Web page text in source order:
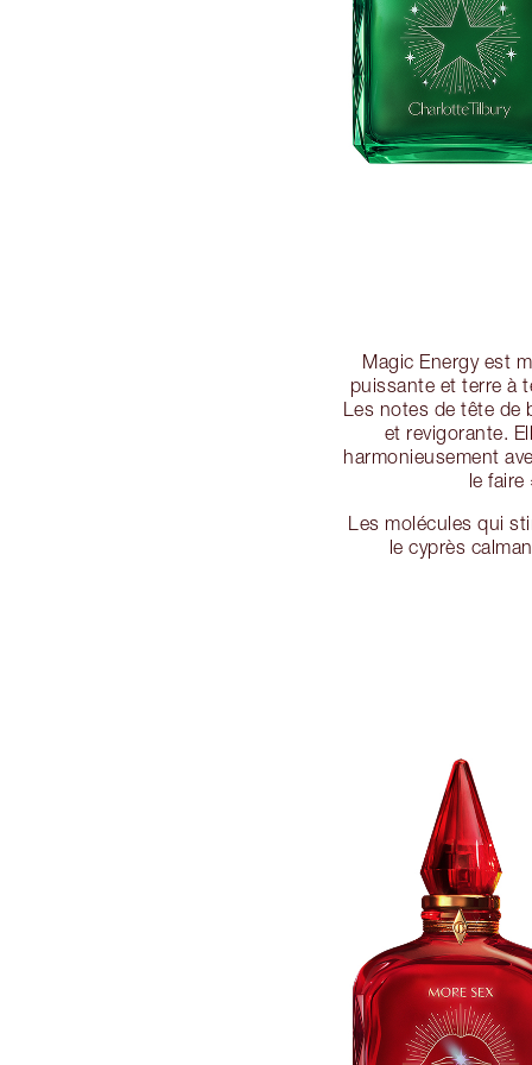
Magic Energy est
puissante et terre à
Les notes de tête de
et revigorante.
harmonieusement
le
Les molécules qui
le cyprès